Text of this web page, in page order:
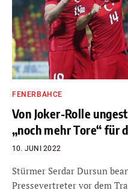
FENERBAHCE
Von Joker-Rolle
„noch mehr Tore“ für
10. JUNI 2022
Stürmer Serdar Dursun
Pressevertreter vor dem